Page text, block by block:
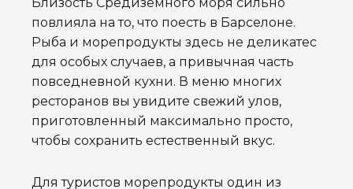
повлияла на то, что поесть в Барселоне.
Рыба и морепродукты здесь не деликатес
для особых случаев, а привычная часть
повседневной кухни. В меню многих
ресторанов вы увидите свежий улов,
приготовленный максимально просто,
чтобы сохранить естественный вкус.
Для туристов морепродукты один из